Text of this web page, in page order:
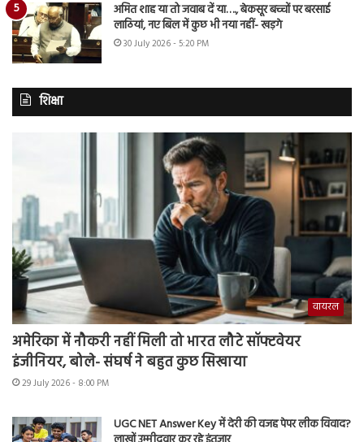
अमित शाह या तो जवाब दें या…., बेकसूर बच्चों पर बरसाई
लाठियां, नए बिल में कुछ भी नया नहीं- खड़गे
30 July 2026 - 5:20 PM
शिक्षा
वायरल
अमेरिका में नौकरी नहीं मिली तो भारत लौटे सॉफ्टवेयर
इंजीनियर, बोले- संघर्ष ने बहुत कुछ सिखाया
29 July 2026 - 8:00 PM
UGC NET Answer Key में देरी की वजह पेपर लीक विवाद?